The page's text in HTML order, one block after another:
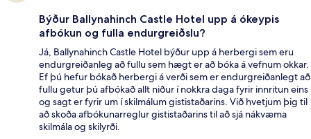
Býður Ballynahinch Castle Hotel upp á ókeypis
afbókun og fulla endurgreiðslu?
Já, Ballynahinch Castle Hotel býður upp á herbergi sem eru
endurgreiðanleg að fullu sem hægt er að bóka á vefnum okkar.
Ef þú hefur bókað herbergi á verði sem er endurgreiðanlegt að
fullu getur þú afbókað allt niður í nokkra daga fyrir innritun eins
og sagt er fyrir um í skilmálum gististaðarins. Við hvetjum þig til
að skoða afbókunarreglur gististaðarins til að sjá nákvæma
skilmála og skilyrði.